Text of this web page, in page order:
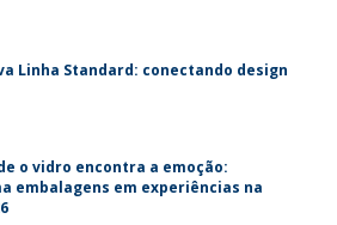
Linha Standard: conectando design
o vidro encontra a emoção:
embalagens em experiências na